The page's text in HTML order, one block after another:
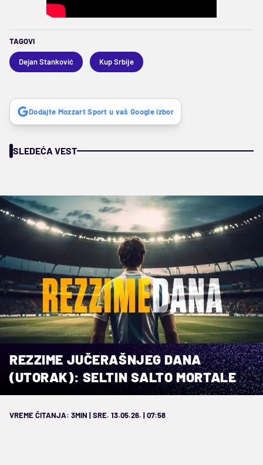
TAGOVI
Dejan Stanković Kup Srbije
Dodajte Mozzart Sport u vaš Google izbor
SLEDEĆA VEST
REZZIME JUČERAŠNJEG DANA
(UTORAK): SELTIN SALTO MORTALE
VREME ČITANJA: 3MIN | SRE. 13.05.26. | 07:58